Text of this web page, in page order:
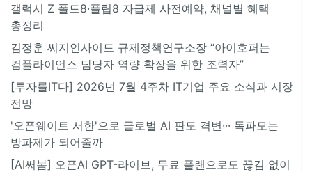
갤럭시 Z 폴드8·플립8 자급제 사전예약, 채널별 혜택
총정리
김정훈 씨지인사이드 규제정책연구소장 “아이호퍼는
컴플라이언스 담당자 역량 확장을 위한 조력자”
[투자를IT다] 2026년 7월 4주차 IT기업 주요 소식과 시장
전망
'오픈웨이트 서한'으로 글로벌 AI 판도 격변··· 독파모는
방파제가 되어줄까
[AI써봄] 오픈AI GPT-라이브, 무료 플랜으로도 끊김 없이